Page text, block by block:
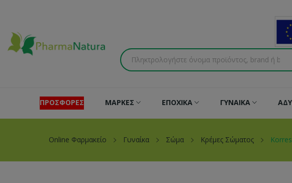
ΠΡΟΣΦΟΡΕΣ ΜΑΡΚΕΣ ΕΠΟΧΙΚΑ ΓΥΝΑΙΚΑ
Online Φαρμακείο Γυναίκα Σώμα Κρέμες Σώματος